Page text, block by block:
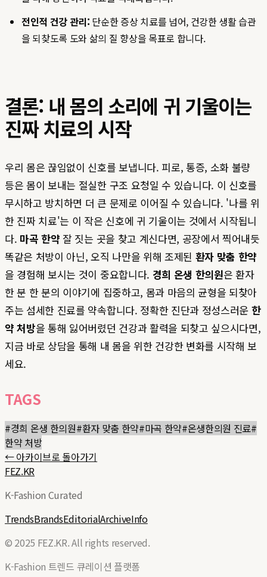
전인적 건강 관리: 단순한 증상 치료를 넘어, 건강한 생활 습관
을 되찾도록 도와 삶의 질 향상을 목표로 합니다.
결론: 내 몸의 소리에 귀 기울이는
진짜 치료의 시작
우리 몸은 끊임없이 신호를 보냅니다. 피로, 통증, 소화 불량
등은 몸이 보내는 절실한 구조 요청일 수 있습니다. 이 신호를
무시하고 방치하면 더 큰 문제로 이어질 수 있습니다. '나를 위
한 진짜 치료'는 이 작은 신호에 귀 기울이는 것에서 시작됩니
다. 마곡 한약 잘 짓는 곳을 찾고 계신다면, 공장에서 찍어내듯
똑같은 처방이 아닌, 오직 나만을 위해 조제된 환자 맞춤 한약
을 경험해 보시는 것이 중요합니다. 경희 온생 한의원은 환자
한 분 한 분의 이야기에 집중하고, 몸과 마음의 균형을 되찾아
주는 섬세한 진료를 약속합니다. 정확한 진단과 정성스러운 한
약 처방을 통해 잃어버렸던 건강과 활력을 되찾고 싶으시다면,
지금 바로 상담을 통해 내 몸을 위한 건강한 변화를 시작해 보
세요.
TAGS
#경희 온생 한의원#환자 맞춤 한약#마곡 한약#온생한의원 진료#
한약 처방
← 아카이브로 돌아가기
FEZ.KR
K-Fashion Curated
TrendsBrandsEditorialArchiveInfo
© 2025 FEZ.KR. All rights reserved.
K-Fashion 트렌드 큐레이션 플랫폼